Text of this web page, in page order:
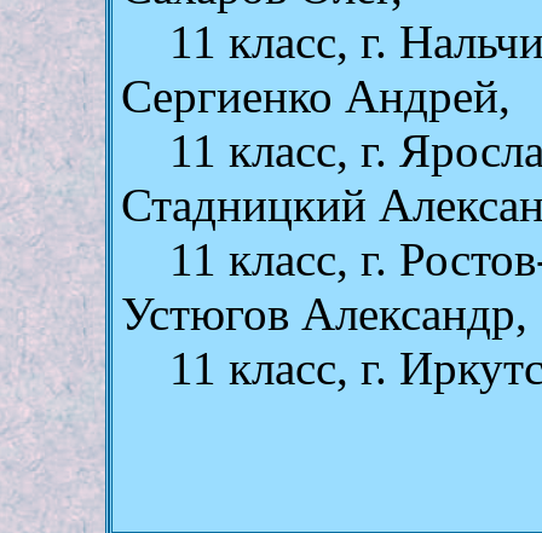
11 класс, г.
Сергиенко Андрей,
11 класс, г.
Стадницкий
11 класс, г.
Устюгов Александр,
11 класс, г.